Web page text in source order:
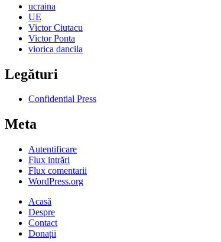
ucraina
UE
Victor Ciutacu
Victor Ponta
viorica dancila
Legături
Confidential Press
Meta
Autentificare
Flux intrări
Flux comentarii
WordPress.org
Acasă
Despre
Contact
Donații